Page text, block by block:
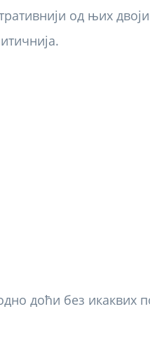
од њих
доћи без икаквих